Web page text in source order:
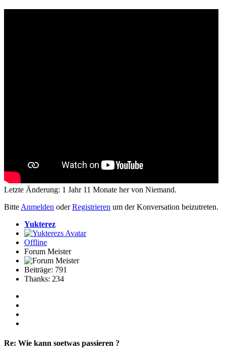
Letzte Änderung: 1 Jahr 11 Monate her von Niemand.
Bitte Anmelden oderRegistrieren um der Konversation beizutreten.
Yukterez
Offline
Forum Meister
Beiträge: 791
Thanks: 234
Re: Wie kann soetwas passieren ?